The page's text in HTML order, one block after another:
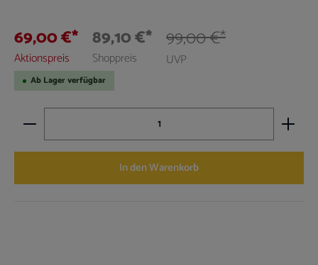
69,00 €*
Aktionspreis
89,10 €*
Shoppreis
99,00 €*
UVP
Ab Lager verfügbar
Produkt Anzahl: Gib den gewünschten Wert ein oder
In den Warenkorb